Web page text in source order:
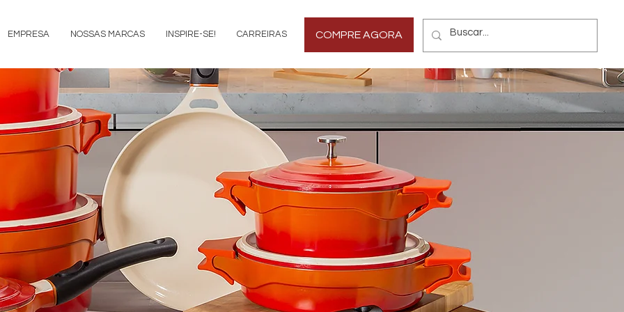
EMPRESA NOSSAS MARCAS INSPIRE-SE! CARREIRAS Mais
COMPRE AGORA